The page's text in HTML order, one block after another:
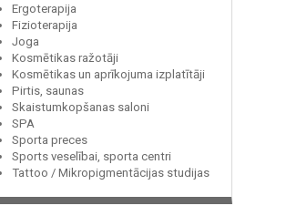
Ergoterapija
Fizioterapija
Joga
Kosmētikas ražotāji
Kosmētikas un aprīkojuma izplatītāji
Pirtis, saunas
Skaistumkopšanas saloni
SPA
Sporta preces
Sports veselībai, sporta centri
Tattoo / Mikropigmentācijas studijas